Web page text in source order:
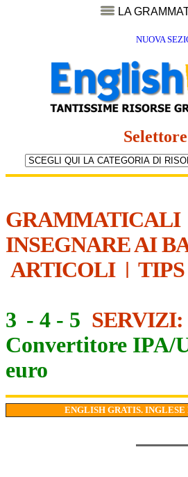
LA
NUOVA
GRAMMATICALI
INSEGNARE AI
ARTICOLI| TIPS
3 - 4 - 5 SERVIZI:
Convertitore IPA/
euro
ENGLISH GRATIS.